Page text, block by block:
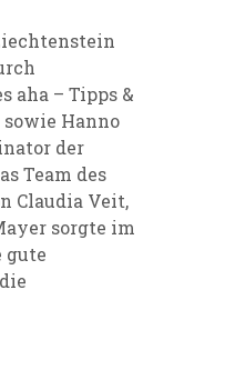
aha – Tipps &
Hanno
der
Team des
Claudia Veit,
sorgte im
gute